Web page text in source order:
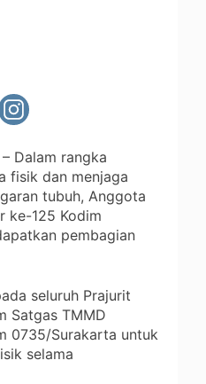
Dalam rangka
fisik dan menjaga
tubuh, Anggota
ke-125 Kodim
pembagian
seluruh Prajurit
Satgas TMMD
0735/Surakarta untuk
selama